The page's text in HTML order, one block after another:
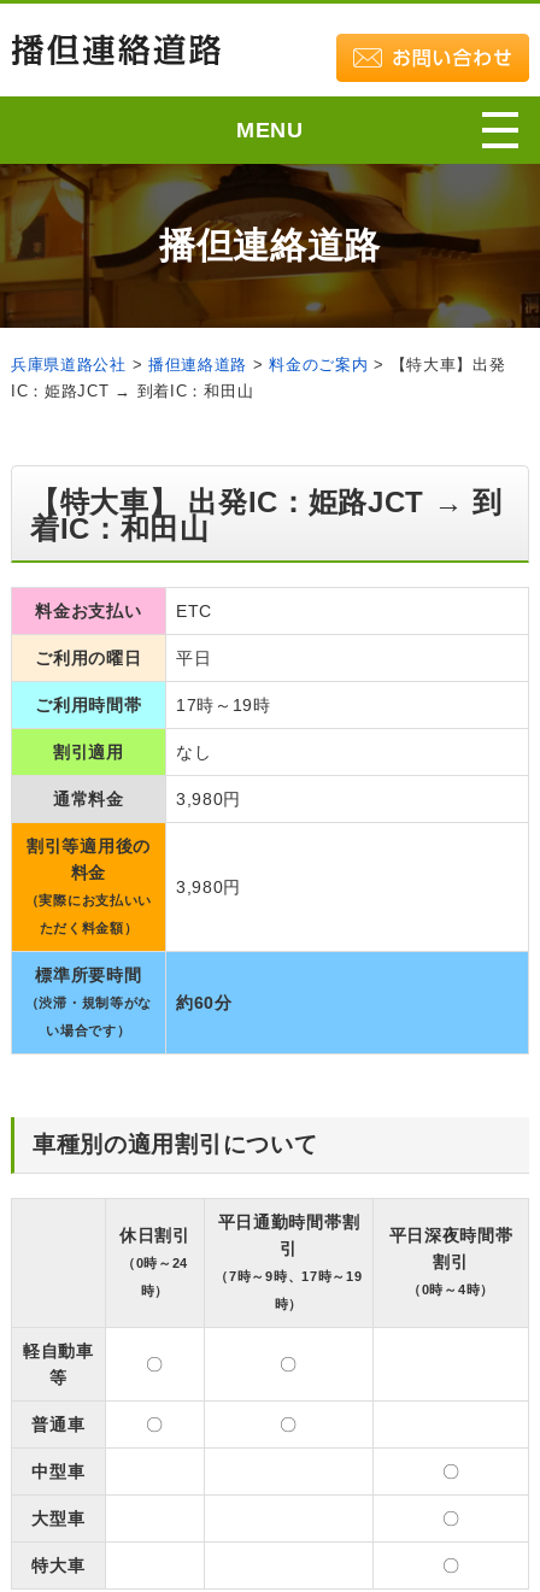
MENU
播但連絡道路
兵庫県道路公社 > 播但連絡道路 >料金のご案内 >
【特大車】出発
IC：姫路JCT → 到着IC：和田山
【特大車】 出発IC：姫路JCT → 到
着IC：和田山
料金お支払い ETC
ご利用の曜日 平日
ご利用時間帯 17時～19時
割引適用 なし
通常料金 3,980円
割引等適用後の
料金
（実際にお支払いい
ただく料金額）
3,980円
標準所要時間
（渋滞・規制等がな
い場合です）
約60分
車種別の適用割引について
休日割引
（0時～24
時）
平日通勤時間帯割
引
（7時～9時、17時～19
時）
平日深夜時間帯
割引
（0時～4時）
軽自動車
等
〇 〇
普通車 〇 〇
中型車 〇
大型車 〇
特大車 〇